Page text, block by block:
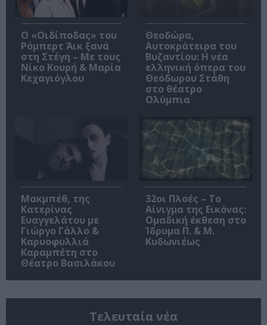
O «Οιδίποδας» του
Ρόμπερτ Άικ ξανά
στη Στέγη – Με τους
Νίκο Κουρή & Μαρία
Κεχαγιόγλου
Θεοδώρα,
Αυτοκράτειρα του
Βυζαντίου: Η νέα
ελληνική όπερα του
Θεόδωρου Στάθη
στο θέατρο
Ολύμπια
Μακμπέθ, της
Κατερίνας
Ευαγγελάτου με
Γιώργο Γάλλο &
Καρυοφυλλιά
Καραμπέτη στο
Θέατρο Βασιλάκου
32οι Πλοές – Το
Αίνιγμα της Εικόνας:
Ομαδική έκθεση στο
Ίδρυμα Π. & Μ.
Κυδωνιέως
Τελευταία νέα